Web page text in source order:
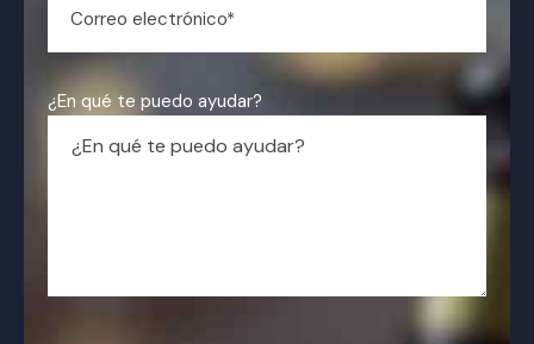
¿En qué te puedo ayudar?